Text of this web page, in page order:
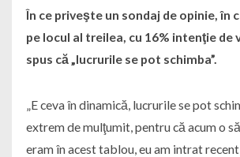
În ce priveşte un sondaj de opinie, în
pe locul al treilea, cu 16% intenţie de
spus că „lucrurile se pot schimba”.
„E ceva în dinamică, lucrurile se pot
extrem de mulţumit, pentru că acum o
eram în acest tablou, eu am intrat